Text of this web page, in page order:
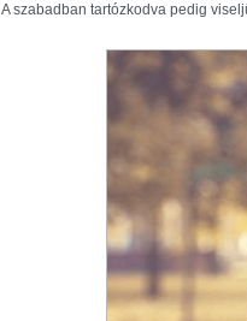
A szabadban tartózkodva pedig